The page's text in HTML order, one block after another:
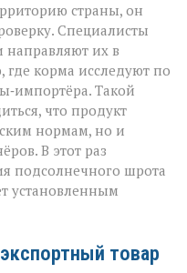
страны, он
Специалисты
их в
корма исследуют по
Такой
что продукт
нормам, но и
В этот раз
подсолнечного шрота
установленным
товар